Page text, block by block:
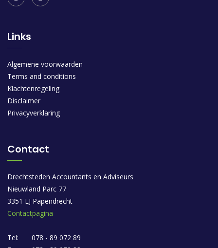
Links
Algemene voorwaarden
Terms and conditions
Klachtenregeling
Disclaimer
Privacyverklaring
Contact
Drechtsteden Accountants en Adviseurs
Nieuwland Parc 77
3351 LJ Papendrecht
Contactpagina
Tel:
078 - 89 072 89